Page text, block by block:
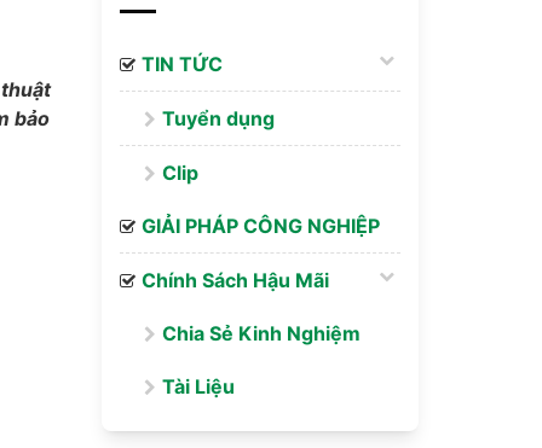
bảo
TIN TỨC
Tuyển dụng
Clip
GIẢI PHÁP CÔNG NGHIỆP
Chính Sách Hậu Mãi
Chia Sẻ Kinh Nghiệm
Tài Liệu